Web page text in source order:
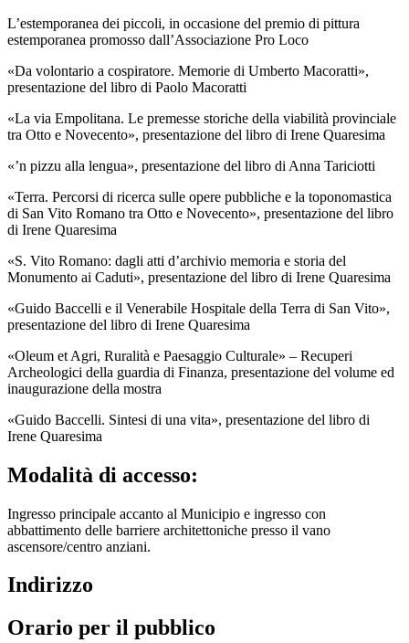
L’estemporanea dei piccoli, in occasione del premio di pittura
estemporanea promosso dall’Associazione Pro Loco
«Da volontario a cospiratore. Memorie di Umberto Macoratti»,
presentazione del libro di Paolo Macoratti
«La via Empolitana. Le premesse storiche della viabilità provinciale
tra Otto e Novecento», presentazione del libro di Irene Quaresima
«’n pizzu alla lengua», presentazione del libro di Anna Tariciotti
«Terra. Percorsi di ricerca sulle opere pubbliche e la toponomastica
di San Vito Romano tra Otto e Novecento», presentazione del libro
di Irene Quaresima
«S. Vito Romano: dagli atti d’archivio memoria e storia del
Monumento ai Caduti», presentazione del libro di Irene Quaresima
«Guido Baccelli e il Venerabile Hospitale della Terra di San Vito»,
presentazione del libro di Irene Quaresima
«Oleum et Agri, Ruralità e Paesaggio Culturale» – Recuperi
Archeologici della guardia di Finanza, presentazione del volume ed
inaugurazione della mostra
«Guido Baccelli. Sintesi di una vita», presentazione del libro di
Irene Quaresima
Modalità di accesso:
Ingresso principale accanto al Municipio e ingresso con
abbattimento delle barriere architettoniche presso il vano
ascensore/centro anziani.
Indirizzo
Orario per il pubblico